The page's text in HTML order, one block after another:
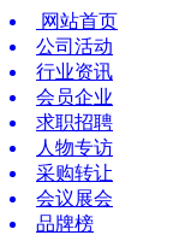
网站首页
公司活动
行业资讯
会员企业
求职招聘
人物专访
采购转让
会议展会
品牌榜